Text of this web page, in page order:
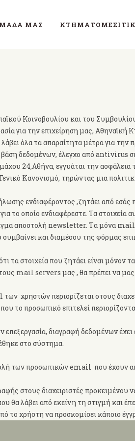
ΜΑΣ
Κοινοβουλίου και του
για την επιχείρηση μας, Αθηναϊκή
όλα τα απαραίτητα μέτρα για
δεδομένων, έλεγχο από antivirus
24,Αθήνα, εγγυάται την
Κανονισμό, τηρώντας μια
ενδιαφέροντος ,ζητάει από
το οποίο ενδιαφέρεστε. Τα
αποστολή newsletter. Tα μόνα
και διαμέσου της φόρμας
τα στοιχεία που ζητάει είναι μόνον
τους mail servers μας , θα πρέπει να
χρηστών περιορίζεται στους
το προσωπικό επιτελεί
επεξεργασία, διαγραφή δεδομένων
στο σύστημα.
των προσωπικών email που έχουν
στους διαχειριστές
λάβει από εκείνη τη στιγμή και
το χρήστη να προσκομίσει κάποιο